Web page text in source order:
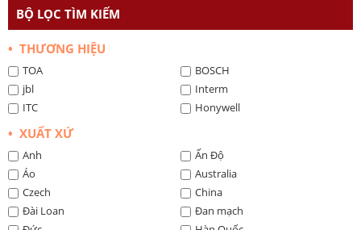
BỘ LỌC TÌM KIẾM
• THƯƠNG HIỆU
TOA
BOSCH
jbl
Interm
ITC
Honywell
• XUẤT XỨ
Anh
Ấn Độ
Áo
Australia
Czech
China
Đài Loan
Đan mạch